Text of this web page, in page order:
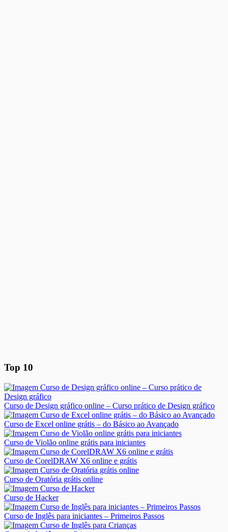
Top 10
Curso de Design gráfico online – Curso prático de Design gráfico
Curso de Excel online grátis – do Básico ao Avançado
Curso de Violão online grátis para iniciantes
Curso de CorelDRAW X6 online e grátis
Curso de Oratória grátis online
Curso de Hacker
Curso de Inglês para iniciantes – Primeiros Passos